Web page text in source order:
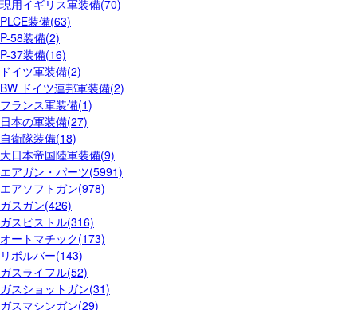
現用イギリス軍装備(70)
PLCE装備(63)
P-58装備(2)
P-37装備(16)
ドイツ軍装備(2)
BW ドイツ連邦軍装備(2)
フランス軍装備(1)
日本の軍装備(27)
自衛隊装備(18)
大日本帝国陸軍装備(9)
エアガン・パーツ(5991)
エアソフトガン(978)
ガスガン(426)
ガスピストル(316)
オートマチック(173)
リボルバー(143)
ガスライフル(52)
ガスショットガン(31)
ガスマシンガン(29)